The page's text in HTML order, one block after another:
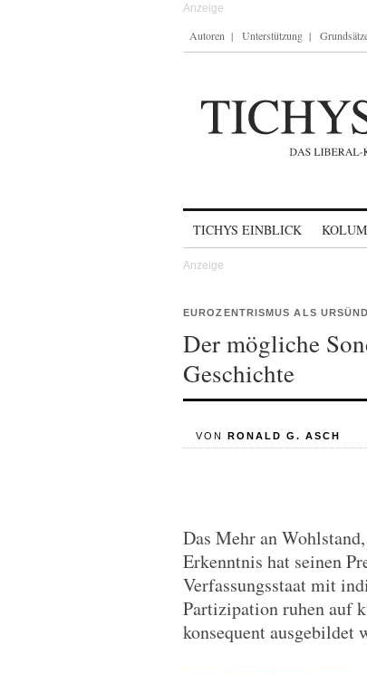
Autoren Unterstützung
TICHYS EINBLICK
EUROZENTRISMUS ALS
Der mögliche
Geschichte
VON RONALD G. ASCH
Das Mehr an
Erkenntnis hat seinen
Verfassungsstaat mit
Partizipation ruhen auf
konsequent ausgebildet